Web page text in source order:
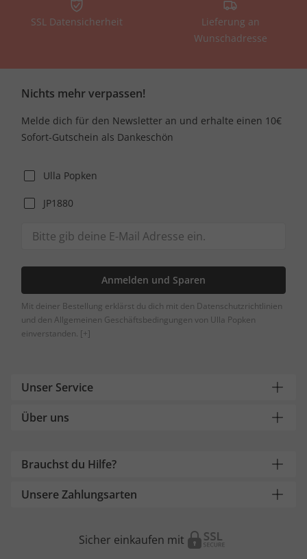
SSL Datensicherheit
Lieferung an
Wunschadresse
Nichts mehr verpassen!
Melde dich für den Newsletter an und erhalte einen 10€
Sofort-Gutschein als Dankeschön
Ulla Popken
JP1880
Anmelden und Sparen
Mit deiner Bestellung erklärst du dich mit den Datenschutzrichtlinien
und den Allgemeinen Geschäftsbedingungen von Ulla Popken
einverstanden. [+]
Unser Service
Über uns
Brauchst du Hilfe?
Unsere Zahlungsarten
Sicher einkaufen mit